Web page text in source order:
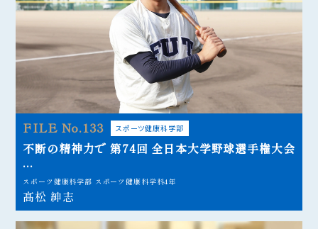
FILE No.133 スポーツ健康科学部
不断の精神力で 第74回 全日本大学野球選手権大会
...
スポーツ健康科学部 スポーツ健康科学科4年
髙松 紳志